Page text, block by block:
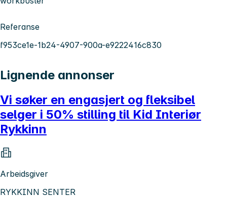
Referanse
f953ce1e-1b24-4907-900a-e9222416c830
Lignende annonser
Vi søker en engasjert og fleksibel
selger i 50% stilling til Kid Interiør
Rykkinn
Arbeidsgiver
RYKKINN SENTER